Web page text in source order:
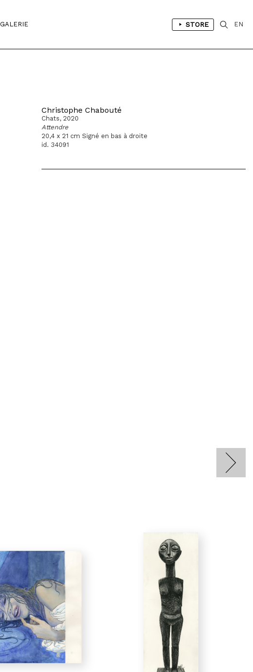
GALERIE STORE EN
Christophe Chabouté
Chats, 2020
Attendre
20,4 x 21 cm Signé en bas à droite
id. 34091